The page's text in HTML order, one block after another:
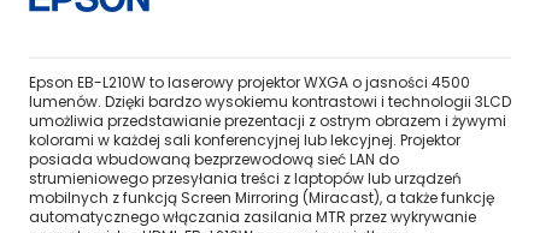
Epson EB-L210W to laserowy projektor WXGA o jasności 4500
lumenów. Dzięki bardzo wysokiemu kontrastowi i technologii 3LCD
umożliwia przedstawianie prezentacji z ostrym obrazem i żywymi
kolorami w każdej sali konferencyjnej lub lekcyjnej. Projektor
posiada wbudowaną bezprzewodową sieć LAN do
strumieniowego przesyłania treści z laptopów lub urządzeń
mobilnych z funkcją Screen Mirroring (Miracast), a także funkcję
automatycznego włączania zasilania MTR przez wykrywanie